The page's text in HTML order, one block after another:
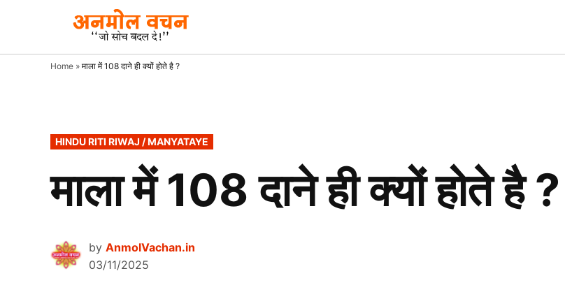
content
Home » माला में 108 दाने ही क्यों होते है ?
POSTED
IN
HINDU RITI RIWAJ / MANYATAYE
माला में 108 दाने ही क्यों होते है ?
by AnmolVachan.in
03/11/2025